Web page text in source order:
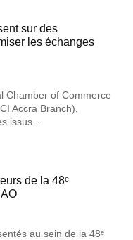
sur des
les échanges
Chamber of Commerce
Accra Branch),
issus...
de la 48ᵉ
au sein de la 48ᵉ